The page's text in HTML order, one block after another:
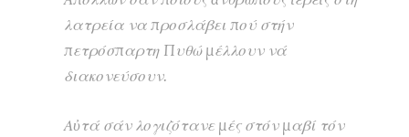
λατρεία να προσλάβει πού στήν
πετρόσπαρτη Πυθώ μέλλουν νά
διακονεύσουν.
Αὐτά σάν λογιζότανε μές στόν μαβί τόν